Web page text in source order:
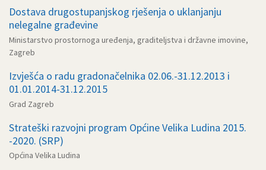
Dostava drugostupanjskog rješenja o uklanjanju
nelegalne građevine
Ministarstvo prostornoga uređenja, graditeljstva i državne imovine,
Zagreb
Izvješća o radu gradonačelnika 02.06.-31.12.2013 i
01.01.2014-31.12.2015
Grad Zagreb
Strateški razvojni program Općine Velika Ludina 2015.
-2020. (SRP)
Općina Velika Ludina